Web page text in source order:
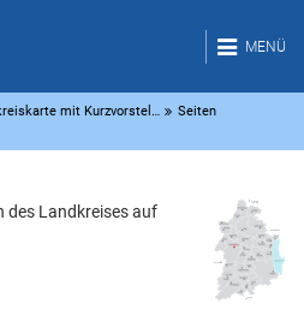
MENÜ
mit Kurzvorstel…
Seiten
des Landkreises auf